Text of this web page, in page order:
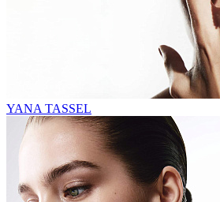
YANA TASSEL